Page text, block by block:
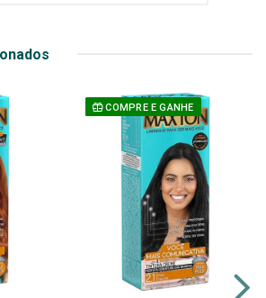
COMPRE E GANHE